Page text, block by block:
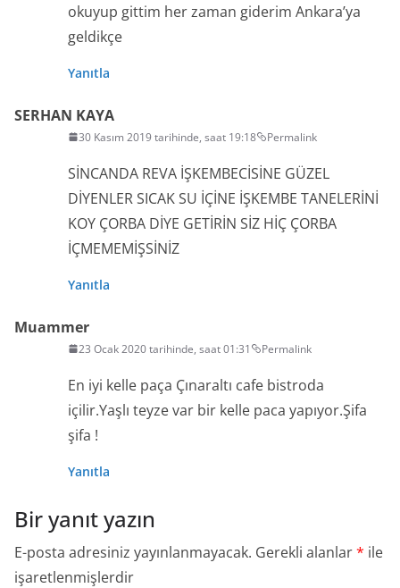
okuyup gittim her zaman giderim Ankara’ya
geldikçe
Yanıtla
SERHAN KAYA
30 Kasım 2019 tarihinde, saat 19:18 Permalink
SİNCANDA REVA İŞKEMBECİSİNE GÜZEL
DİYENLER SICAK SU İÇİNE İŞKEMBE TANELERİNİ
KOY ÇORBA DİYE GETİRİN SİZ HİÇ ÇORBA
İÇMEMEMİŞSİNİZ
Yanıtla
Muammer
23 Ocak 2020 tarihinde, saat 01:31 Permalink
En iyi kelle paça Çınaraltı cafe bistroda
içilir.Yaşlı teyze var bir kelle paca yapıyor.Şifa
şifa !
Yanıtla
Bir yanıt yazın
E-posta adresiniz yayınlanmayacak. Gerekli alanlar* ile
işaretlenmişlerdir